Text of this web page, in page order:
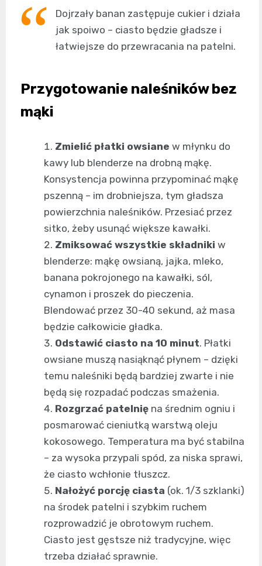
Dojrzały banan zastępuje cukier i działa
jak spoiwo – ciasto będzie gładsze i
łatwiejsze do przewracania na patelni.
Przygotowanie naleśników bez
mąki
Zmielić płatki owsiane w młynku do
kawy lub blenderze na drobną mąkę.
Konsystencja powinna przypominać mąkę
pszenną – im drobniejsza, tym gładsza
powierzchnia naleśników. Przesiać przez
sitko, żeby usunąć większe kawałki.
Zmiksować wszystkie składniki w
blenderze: mąkę owsianą, jajka, mleko,
banana pokrojonego na kawałki, sól,
cynamon i proszek do pieczenia.
Blendować przez 30-40 sekund, aż masa
będzie całkowicie gładka.
Odstawić ciasto na 10 minut. Płatki
owsiane muszą nasiąknąć płynem – dzięki
temu naleśniki będą bardziej zwarte i nie
będą się rozpadać podczas smażenia.
Rozgrzać patelnię na średnim ogniu i
posmarować cieniutką warstwą oleju
kokosowego. Temperatura ma być stabilna
– za wysoka przypali spód, za niska sprawi,
że ciasto wchłonie tłuszcz.
Nałożyć porcję ciasta (ok. 1/3 szklanki)
na środek patelni i szybkim ruchem
rozprowadzić je obrotowym ruchem.
Ciasto jest gęstsze niż tradycyjne, więc
trzeba działać sprawnie.